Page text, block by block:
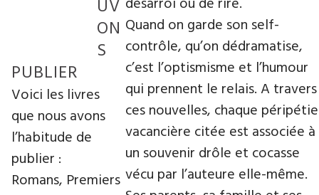
Quand on garde son self-
contrôle, qu’on dédramatise,
c’est l’optismisme et l’humour
qui prennent le relais. A travers
ces nouvelles, chaque péripétie
vacancière citée est associée à
un souvenir drôle et cocasse
vécu par l’auteure elle-même.
UV
ON
S
PUBLIER
Voici les livres
que nous avons
l’habitude de
publier :
Romans, Premiers